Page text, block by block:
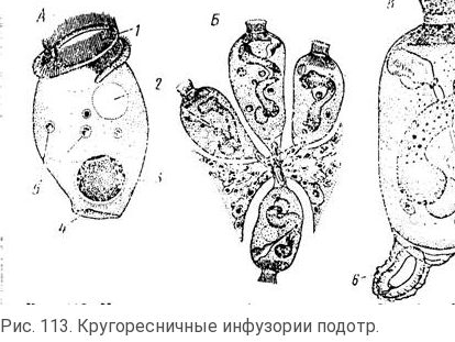
Рис. 113. Кругоресничные инфузории подотр.